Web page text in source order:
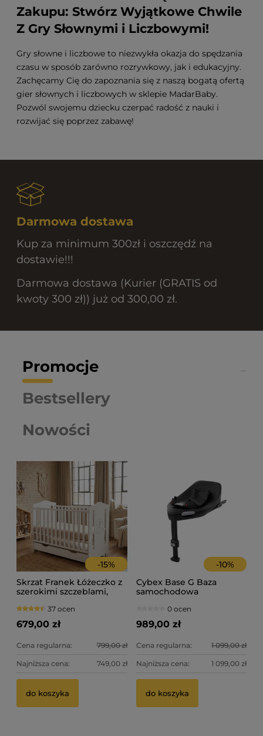
Zakupu: Stwórz Wyjątkowe Chwile
Z Gry Słownymi i Liczbowymi!
Gry słowne i liczbowe to niezwykła okazja do spędzania
czasu w sposób zarówno rozrywkowy, jak i edukacyjny.
Zachęcamy Cię do zapoznania się z naszą bogatą ofertą
gier słownych i liczbowych w sklepie MadarBaby.
Pozwól swojemu dziecku czerpać radość z nauki i
rozwijać się poprzez zabawę!
Darmowa dostawa
Kup za minimum 300zł i oszczędź na
dostawie!!!
Darmowa dostawa (Kurier (GRATIS od
kwoty 300 zł)) już od 300,00 zł.
Promocje
Nowości
Bestsellery
-15%
Skrzat Franek Łóżeczko z
szerokimi szczeblami,
- kolor biały
37 ocen
679,00 zł
Cena regularna: 799,00 zł
Najniższa cena: 749,00 zł
do koszyka
-10%
Cybex Base G Baza
samochodowa
0 ocen
989,00 zł
Cena regularna: 1 099,00 zł
Najniższa cena: 1 099,00 zł
do koszyka